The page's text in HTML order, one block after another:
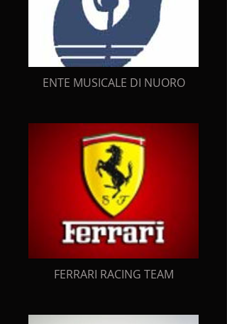
ENTE MUSICALE DI NUORO
FERRARI RACING TEAM